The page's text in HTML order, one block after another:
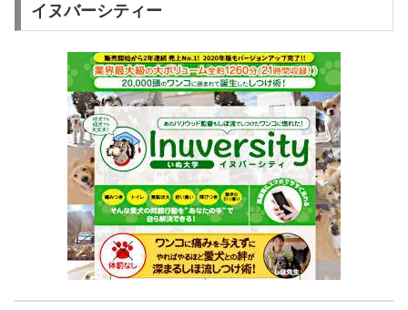
イヌバーシティー